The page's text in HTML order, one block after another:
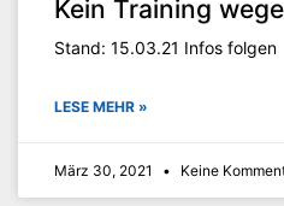
Kein Training
Stand: 15.03.21 Infos folgen
LESE MEHR »
März 30, 2021 Keine